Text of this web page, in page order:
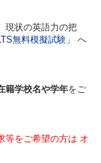
現状の英語力の把
無料模擬試験 」 へ
籍学校名や学年をご
等をご希望の方は オ